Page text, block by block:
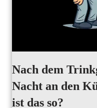
Nach dem
Nacht an den
ist das so?